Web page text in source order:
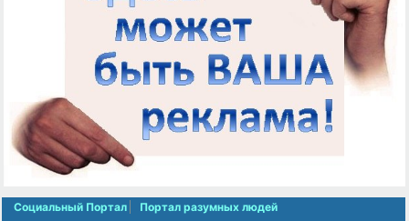
Социальный Портал Портал разумных людей